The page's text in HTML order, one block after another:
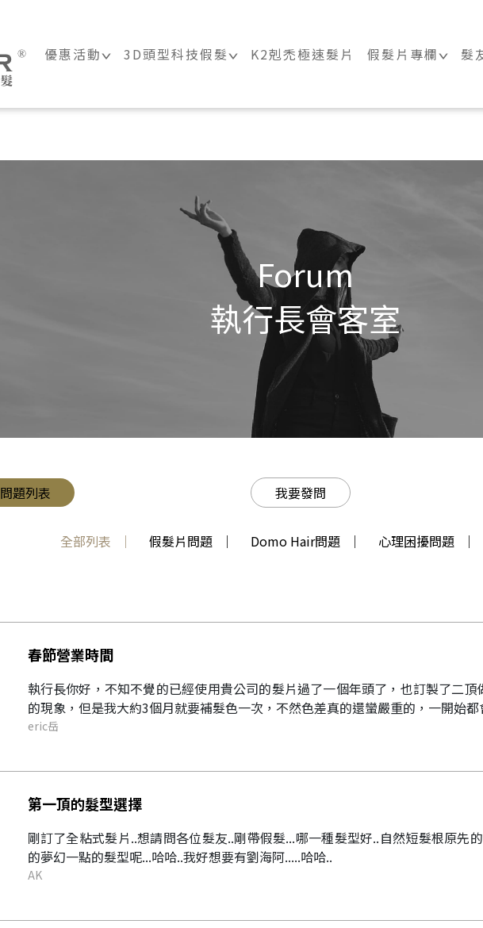
優惠活動
3D頭型科技假髮 K2剋禿極速髮片 假髮片專欄 髮
Forum
執行長會客室
問題列表 我要發問
全部列表 假髮片問題 Domo Hair問題 心理困擾問題
春節營業時間
執行長你好，不知不覺的已經使用貴公司的髮片過了一個年頭了，也訂製了二
的現象，但是我大約3個月就要補髮色一次，不然色差真的還蠻嚴重的，一開始
eric岳
第一頂的髮型選擇
剛訂了全粘式髮片..想請問各位髮友..剛帶假髮...哪一種髮型好..自然短髮根原先
的夢幻一點的髮型呢...哈哈..我好想要有劉海阿.....哈哈..
AK